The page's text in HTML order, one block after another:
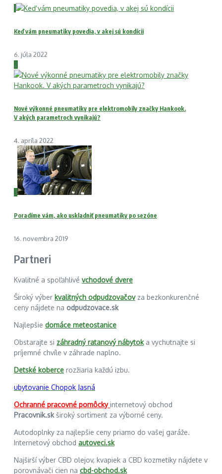
1
Keď vám pneumatiky povedia, v akej sú kondícii
6. júla 2022
2
Nové výkonné pneumatiky pre elektromobily značky Hankook.
V akých parametroch vynikajú?
4. apríla 2022
3
Poradíme vám, ako uskladniť pneumatiky po sezóne
16. novembra 2019
Partneri
Kvalitné a spoľahlivé vchodové dvere
Široký výber kvalitných odpudzovačovza bezkonkurenčné
ceny nájdete na odpudzovace.sk
Najlepšie domáce meteostanice
Obstarajte si záhradný ratanový nábytoka vychutnajte si
príjemné chvíle v záhrade naplno.
Detské koberce rozžiaria každú izbu.
ubytovanie Chopok Jasná
Ochranné pracovné pomôckyinternetový obchod
Pracovnik.skširoký sortiment za výborné ceny.
Autodoplnky za najlepšie ceny priamo do vašej garáže.
Internetový obchod autoveci.sk
Najširší výber CBD olejov, kvapiek a CBD kozmetiky nájdete v
porovnávači cien na cbd-obchod.sk